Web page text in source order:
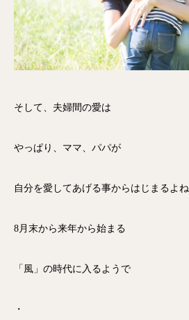
そして、夫婦間の愛は
やっぱり、ママ、パパが
自分を愛してあげる事からはじまるよね
8月末から来年から始まる
「風」の時代に入るようで
・